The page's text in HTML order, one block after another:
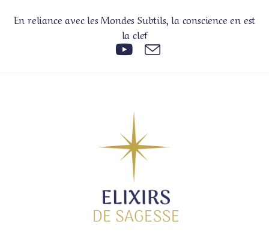
En reliance avec les Mondes Subtils, la conscience en est
la clef